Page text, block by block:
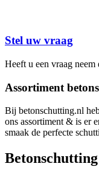
Stel uw vraag
Heeft u een vraag
Assortiment
Bij betonschutting.nl
ons assortiment & is er
smaak de perfecte
Betonschutting